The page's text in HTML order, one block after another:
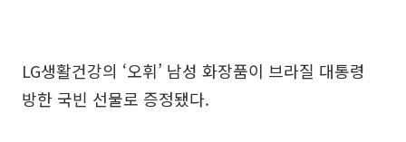
LG생활건강의 ‘오휘’ 남성 화장품이 브라질 대통령
방한 국빈 선물로 증정됐다.